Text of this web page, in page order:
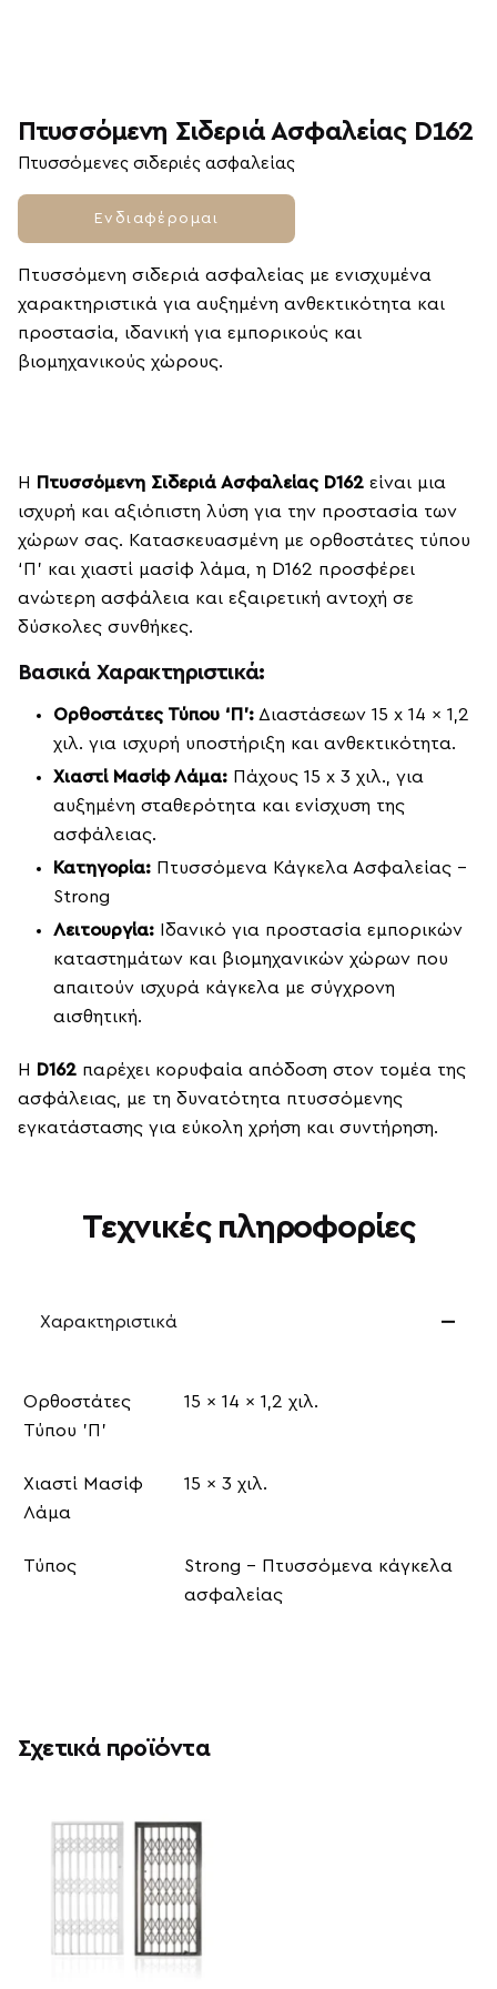
Πτυσσόμενη Σιδεριά Ασφαλείας D162
Πτυσσόμενες σιδεριές ασφαλείας
Ενδιαφέρομαι
Πτυσσόμενη σιδεριά ασφαλείας με ενισχυμένα
χαρακτηριστικά για αυξημένη ανθεκτικότητα και
προστασία, ιδανική για εμπορικούς και
βιομηχανικούς χώρους.
Η Πτυσσόμενη Σιδεριά Ασφαλείας D162 είναι μια
ισχυρή και αξιόπιστη λύση για την προστασία των
χώρων σας. Κατασκευασμένη με ορθοστάτες τύπου
‘Π’ και χιαστί μασίφ λάμα, η D162 προσφέρει
ανώτερη ασφάλεια και εξαιρετική αντοχή σε
δύσκολες συνθήκες.
Βασικά Χαρακτηριστικά:
Ορθοστάτες Τύπου ‘Π’: Διαστάσεων 15 x 14 x 1,2
χιλ. για ισχυρή υποστήριξη και ανθεκτικότητα.
Χιαστί Μασίφ Λάμα: Πάχους 15 x 3 χιλ., για
αυξημένη σταθερότητα και ενίσχυση της
ασφάλειας.
Κατηγορία: Πτυσσόμενα Κάγκελα Ασφαλείας –
Strong
Λειτουργία: Ιδανικό για προστασία εμπορικών
καταστημάτων και βιομηχανικών χώρων που
απαιτούν ισχυρά κάγκελα με σύγχρονη
αισθητική.
Η D162 παρέχει κορυφαία απόδοση στον τομέα της
ασφάλειας, με τη δυνατότητα πτυσσόμενης
εγκατάστασης για εύκολη χρήση και συντήρηση.
Τεχνικές πληροφορίες
Χαρακτηριστικά
Ορθοστάτες
Τύπου 'Π'
15 x 14 x 1,2 χιλ.
Χιαστί Μασίφ
Λάμα
15 x 3 χιλ.
Τύπος
Strong – Πτυσσόμενα κάγκελα
ασφαλείας
Σχετικά προϊόντα